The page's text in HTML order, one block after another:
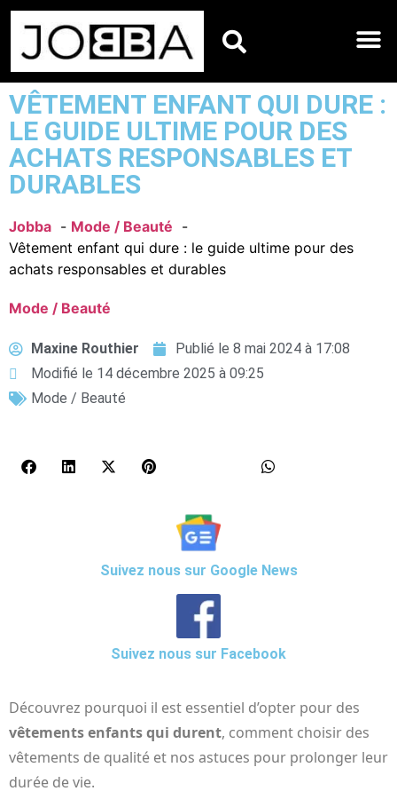
VÊTEMENT ENFANT QUI DURE :
LE GUIDE ULTIME POUR DES
ACHATS RESPONSABLES ET
DURABLES
Jobba
Mode / Beauté
Vêtement enfant qui dure : le guide ultime pour des
achats responsables et durables
Mode / Beauté
Maxine Routhier Publié le 8 mai 2024 à 17:08
Modifié le 14 décembre 2025 à 09:25
Mode / Beauté
Suivez nous sur Google News
Suivez nous sur Facebook
Découvrez pourquoi il est essentiel d’opter pour des
vêtements enfants qui durent, comment choisir des
vêtements de qualité et nos astuces pour prolonger leur
durée de vie.